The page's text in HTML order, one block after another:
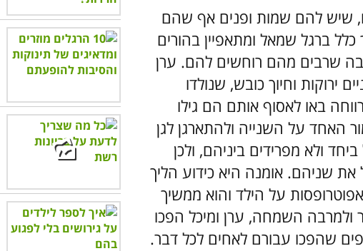
שיש להם שמות ופנים אף שהם
ברגל שמאל ומתאפיין בהורים
שרבים מהם רוחשים להם. ערן
הם אח ואחות בני 5 ו-7, עם עיניים ירוקות וחיוך כובש, שנולדו
באו לאסוף אותם הם גילו
האחד על השנייה ולהתארגן לגן
ולא מפרידים ביניהם, ולכן
שניהם. אומנה היא כידוע הליך
על הילד והוא ממשיך
ולמרבה השמחה, ערן ומיכל הפכו